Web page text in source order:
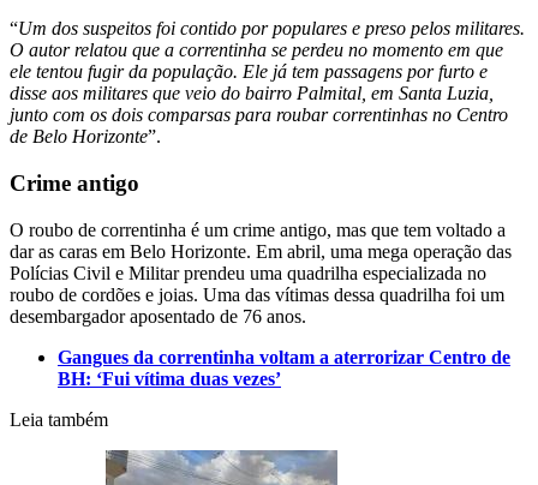
“Um dos suspeitos foi contido por populares e preso pelos militares.
O autor relatou que a correntinha se perdeu no momento em que
ele tentou fugir da população. Ele já tem passagens por furto e
disse aos militares que veio do bairro Palmital, em Santa Luzia,
junto com os dois comparsas para roubar correntinhas no Centro
de Belo Horizonte”.
Crime antigo
O roubo de correntinha é um crime antigo, mas que tem voltado a
dar as caras em Belo Horizonte. Em abril, uma mega operação das
Polícias Civil e Militar prendeu uma quadrilha especializada no
roubo de cordões e joias. Uma das vítimas dessa quadrilha foi um
desembargador aposentado de 76 anos.
Gangues da correntinha voltam a aterrorizar Centro de
BH: ‘Fui vítima duas vezes’
Leia também